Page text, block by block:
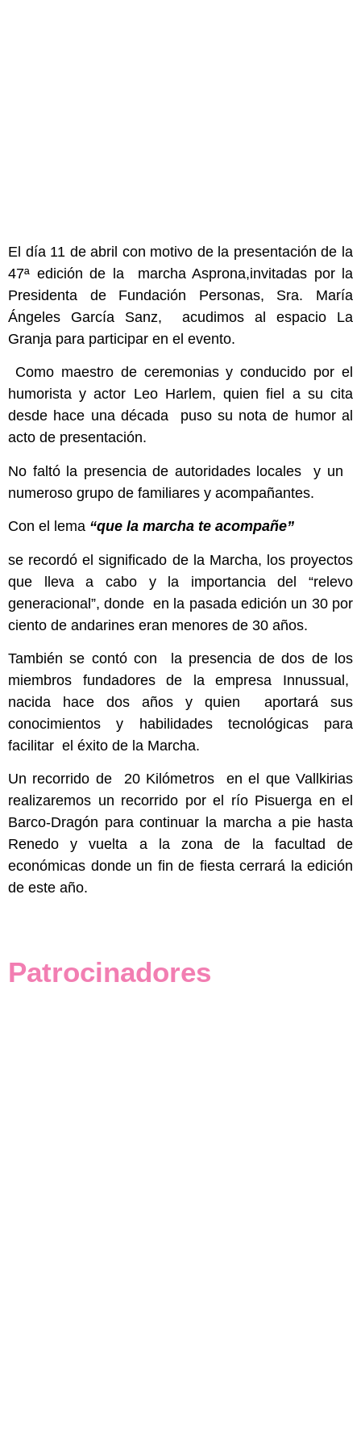
El día 11 de abril con motivo de la presentación de la
47ª edición de la marcha Asprona,invitadas por la
Presidenta de Fundación Personas, Sra. María
Ángeles García Sanz, acudimos al espacio La
Granja para participar en el evento.
Como maestro de ceremonias y conducido por el
humorista y actor Leo Harlem, quien fiel a su cita
desde hace una década puso su nota de humor al
acto de presentación.
No faltó la presencia de autoridades locales y un
numeroso grupo de familiares y acompañantes.
Con el lema “que la marcha te acompañe”
se recordó el significado de la Marcha, los proyectos
que lleva a cabo y la importancia del “relevo
generacional”, donde en la pasada edición un 30 por
ciento de andarines eran menores de 30 años.
También se contó con la presencia de dos de los
miembros fundadores de la empresa Innussual,
nacida hace dos años y quien aportará sus
conocimientos y habilidades tecnológicas para
facilitar el éxito de la Marcha.
Un recorrido de 20 Kilómetros en el que Vallkirias
realizaremos un recorrido por el río Pisuerga en el
Barco-Dragón para continuar la marcha a pie hasta
Renedo y vuelta a la zona de la facultad de
económicas donde un fin de fiesta cerrará la edición
de este año.
Patrocinadores